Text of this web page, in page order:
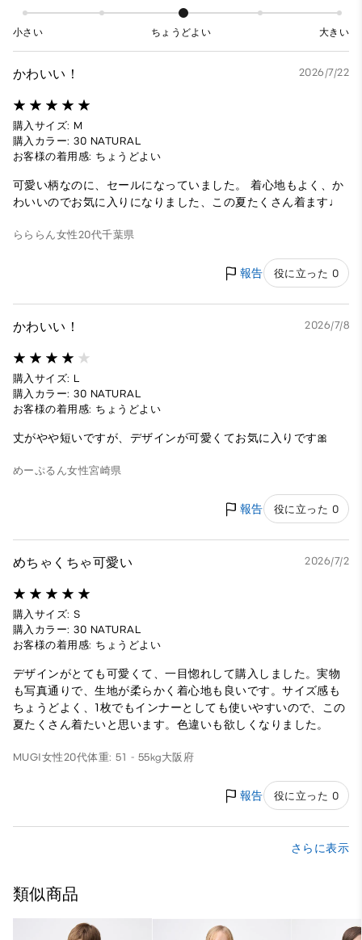
小さい ちょうどよい 大きい
かわいい！ 2026/7/22
購入サイズ: M
購入カラー: 30 NATURAL
お客様の着用感: ちょうどよい
可愛い柄なのに、セールになっていました。 着心地もよく、か
わいいのでお気に入りになりました、この夏たくさん着ます♩
らららん女性20代千葉県
報告 役に立った 0
かわいい！ 2026/7/8
購入サイズ: L
購入カラー: 30 NATURAL
お客様の着用感: ちょうどよい
丈がやや短いですが、デザインが可愛くてお気に入りです🎀
めーぷるん女性宮崎県
報告 役に立った 0
めちゃくちゃ可愛い 2026/7/2
購入サイズ: S
購入カラー: 30 NATURAL
お客様の着用感: ちょうどよい
デザインがとても可愛くて、一目惚れして購入しました。実物
も写真通りで、生地が柔らかく着心地も良いです。サイズ感も
ちょうどよく、1枚でもインナーとしても使いやすいので、この
夏たくさん着たいと思います。色違いも欲しくなりました。
MUGI女性20代体重: 51 - 55kg大阪府
報告 役に立った 0
さらに表示
類似商品